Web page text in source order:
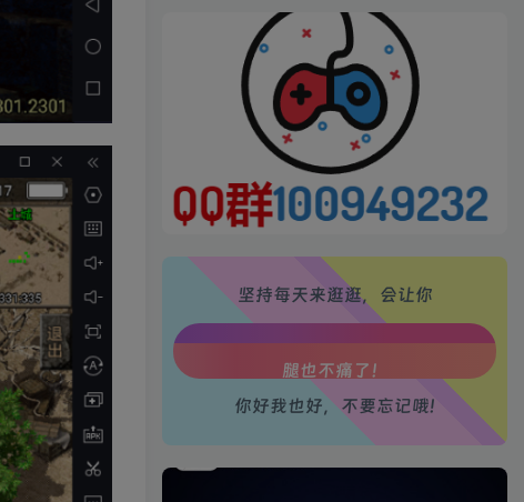
坚持每天来逛逛，会让你
生活也美好了！
心情也舒畅了！
走路也有劲了！
腰也不酸了！
工作也轻松了！
你好我也好，不要忘记哦!